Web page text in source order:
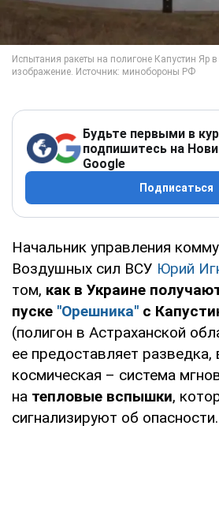
Будьте первыми в
подпишитесь на
Google
Подписаться
Начальник управления
Воздушных сил ВСУ Юрий
том, как в Украине
пуске "Орешника" с
(полигон в Астраханской
ее предоставляет разведка,
космическая – система
на тепловые вспышки,
сигнализируют об опасности.